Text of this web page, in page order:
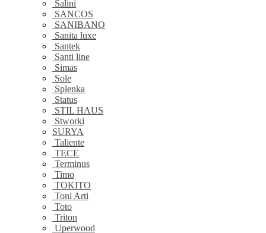
Salini
SANCOS
SANIBANO
Sanita luxe
Santek
Santi line
Simas
Sole
Splenka
Status
STIL HAUS
Stworki
SURYA
Taliente
TECE
Terminus
Timo
TOKITO
Toni Arti
Toto
Triton
Uperwood